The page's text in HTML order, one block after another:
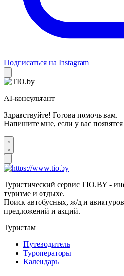
Подписаться на Instagram
AI-консультант
Здравствуйте! Готова помочь вам.
Напишите мне, если у вас
Туристический сервис TIO.BY -
туризме и отдыхе.
Поиск автобусных, ж/д и
предложений и акций.
Туристам
Путеводитель
Туроператоры
Календарь